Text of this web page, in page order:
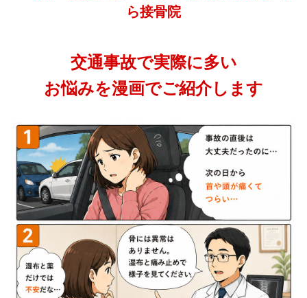
ら接骨院
交通事故で実際に多い
お悩みを漫画でご紹介します